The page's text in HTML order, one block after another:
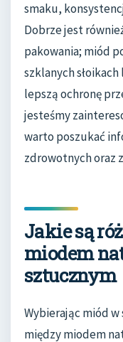
smaku,
Dobrze jest
pakowania; miód
szklanych
lepszą ochronę
jesteśmy
warto poszukać
zdrowotnych oraz
Jakie są
miodem
sztucznym
Wybierając miód
między miodem